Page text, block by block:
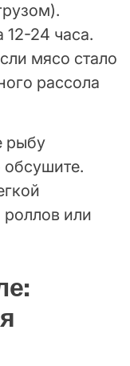
12-24 часа.
мясо стало
рассола
рыбу
или